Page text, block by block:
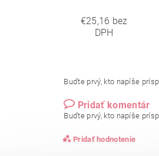
€25,16 bez
DPH
Buďte prvý, kto napíše
Pridať komentár
Buďte prvý, kto napíše
Pridať hodnotenie